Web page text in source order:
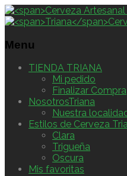
Menu
TIENDA TRIANA
Mi pedido
Finalizar Compra
NosotrosTriana
Nuestra
Estilos de Cerveza
Clara
Trigueña
Oscura
Mis favoritas